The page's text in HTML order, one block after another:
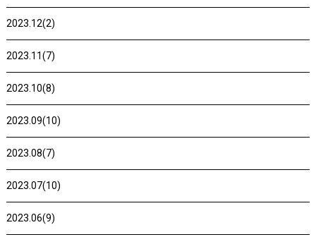
2023.12(2)
2023.11(7)
2023.10(8)
2023.09(10)
2023.08(7)
2023.07(10)
2023.06(9)